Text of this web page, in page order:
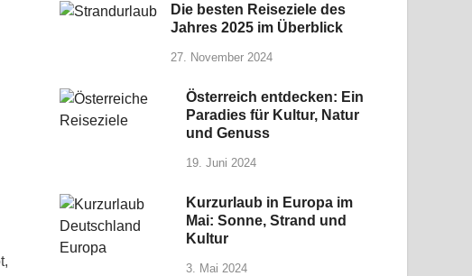
Die besten Reiseziele des
Jahres 2025 im Überblick
27. November 2024
Österreich entdecken: Ein
Paradies für Kultur, Natur
und Genuss
19. Juni 2024
Kurzurlaub in Europa im
Mai: Sonne, Strand und
Kultur
3. Mai 2024